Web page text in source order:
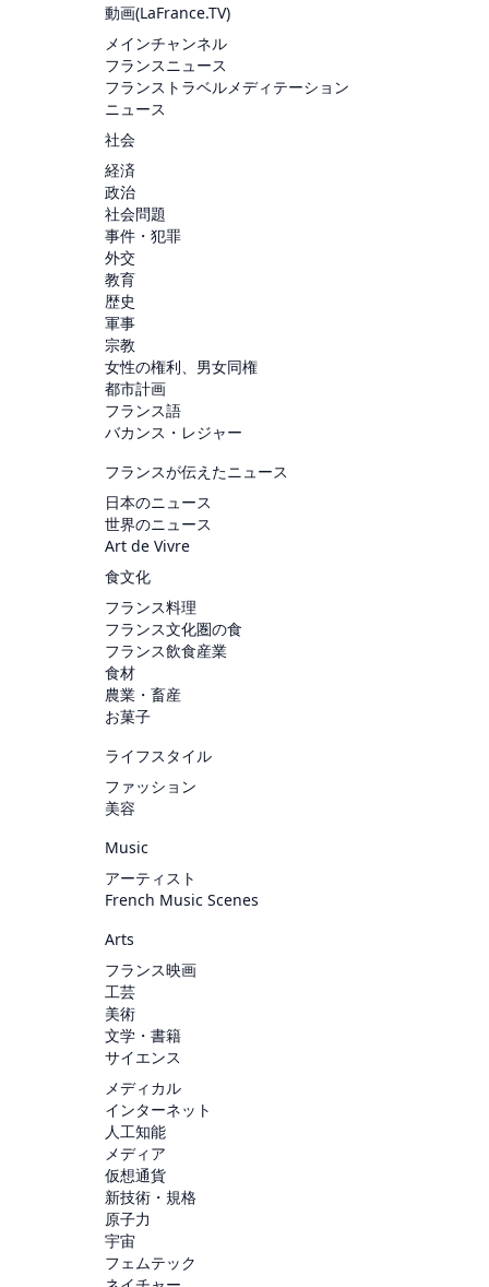
動画(LaFrance.TV)
メインチャンネル
フランスニュース
フランストラベルメディテーション
ニュース
社会
経済
政治
社会問題
事件・犯罪
外交
教育
歴史
軍事
宗教
女性の権利、男女同権
都市計画
フランス語
バカンス・レジャー
フランスが伝えたニュース
日本のニュース
世界のニュース
Art de Vivre
食文化
フランス料理
フランス文化圏の食
フランス飲食産業
食材
農業・畜産
お菓子
ライフスタイル
ファッション
美容
Music
アーティスト
French Music Scenes
Arts
フランス映画
工芸
美術
文学・書籍
サイエンス
メディカル
インターネット
人工知能
メディア
仮想通貨
新技術・規格
原子力
宇宙
フェムテック